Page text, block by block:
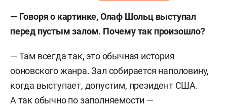
— Говоря о картинке, Олаф Шольц выступал
перед пустым залом. Почему так произошло?
— Там всегда так, это обычная история
ооновского жанра. Зал собирается наполовину,
когда выступает, допустим, президент США.
А так обычно по заполняемости —